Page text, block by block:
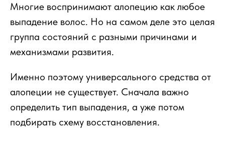
Многие воспринимают алопецию как любое
выпадение волос. Но на самом деле это целая
группа состояний с разными причинами и
механизмами развития.
Именно поэтому универсального средства от
алопеции не существует. Сначала важно
определить тип выпадения, а уже потом
подбирать схему восстановления.